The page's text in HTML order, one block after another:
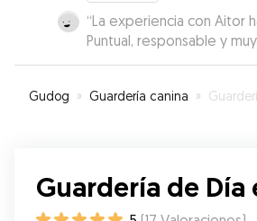
“La experiencia con Aitor
Puntual, responsable y
perro. Se nota que le
Gudog » Guardería canina »
Guardería de Día